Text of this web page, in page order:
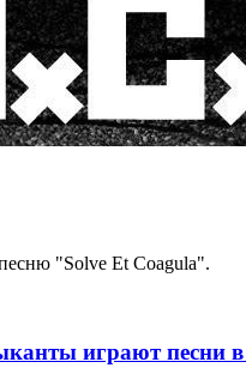
"Solve Et Coagula".
играют песни в